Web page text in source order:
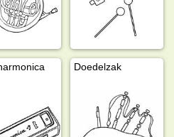
Doedelzak